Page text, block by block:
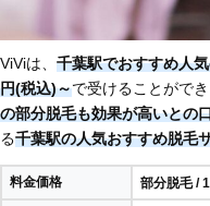
ViViは、 千葉駅でおすすめ人
円(税込)～で受けることがで
の部分脱毛も効果が高いとの
る千葉駅の人気おすすめ脱毛
料金価格 部分脱毛 /